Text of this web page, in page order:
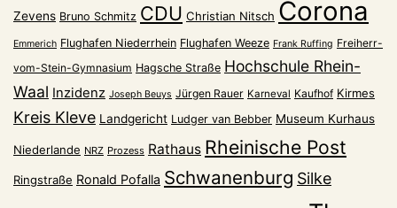
Zevens Bruno Schmitz CDU Christian Nitsch Corona
Emmerich Flughafen Niederrhein Flughafen Weeze Frank Ruffing Freiherr-
vom-Stein-Gymnasium Hagsche Straße Hochschule Rhein-
Waal Inzidenz Joseph Beuys Jürgen Rauer Karneval Kaufhof Kirmes
Kreis Kleve Landgericht Ludger van Bebber Museum Kurhaus
Niederlande NRZ Prozess Rathaus Rheinische Post
Ringstraße Ronald Pofalla Schwanenburg Silke